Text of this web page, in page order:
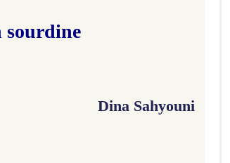
sourdine
Dina Sahyouni